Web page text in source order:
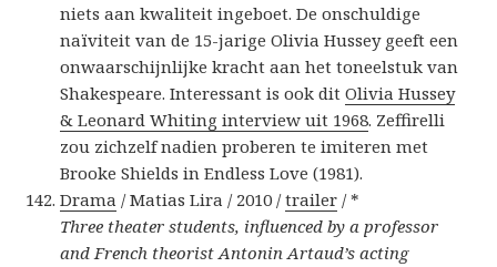
niets aan kwaliteit ingeboet. De onschuldige
naïviteit van de 15-jarige Olivia Hussey geeft een
onwaarschijnlijke kracht aan het toneelstuk van
Shakespeare. Interessant is ook ditOlivia Hussey
& Leonard Whiting interview uit 1968. Zeffirelli
zou zichzelf nadien proberen te imiteren met
Brooke Shields in Endless Love (1981).
Drama / Matias Lira / 2010 /trailer / *
Three theater students, influenced by a professor
and French theorist Antonin Artaud’s acting